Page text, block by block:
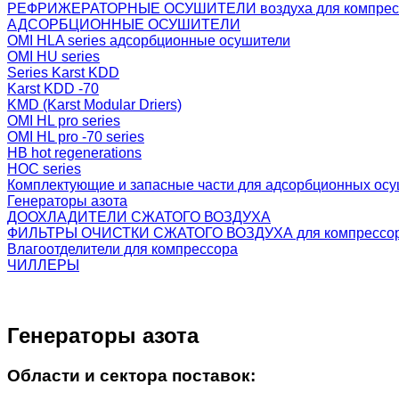
РЕФРИЖЕРАТОРНЫЕ ОСУШИТЕЛИ воздуха для
АДСОРБЦИОННЫЕ ОСУШИТЕЛИ
OMI HLA series адсорбционные осушители
OMI HU series
Series Karst KDD
Karst KDD -70
KMD (Karst Modular Driers)
OMI HL pro series
OMI HL pro -70 series
HB hot regenerations
HOC series
Комплектующие и запасные части для адсорбционных
Генераторы азота
ДООХЛАДИТЕЛИ СЖАТОГО ВОЗДУХА
ФИЛЬТРЫ ОЧИСТКИ СЖАТОГО ВОЗДУХА для
Влагоотделители для компрессора
ЧИЛЛЕРЫ
Генераторы азота
Области и сектора поставок: